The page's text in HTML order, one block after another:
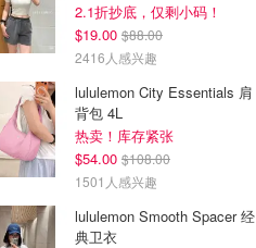
2.1折抄底，仅剩小码！
$19.00 $88.00
2416人感兴趣
lululemon City Essentials 肩
背包 4L
热卖！库存紧张
$54.00 $108.00
1501人感兴趣
lululemon Smooth Spacer 经
典卫衣